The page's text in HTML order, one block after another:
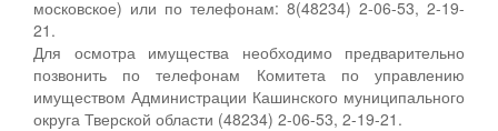
московское) или по телефонам: 8(48234) 2-06-53, 2-19-
21.
Для осмотра имущества необходимо предварительно
позвонить по телефонам Комитета по управлению
имуществом Администрации Кашинского муниципального
округа Тверской области (48234) 2-06-53, 2-19-21.